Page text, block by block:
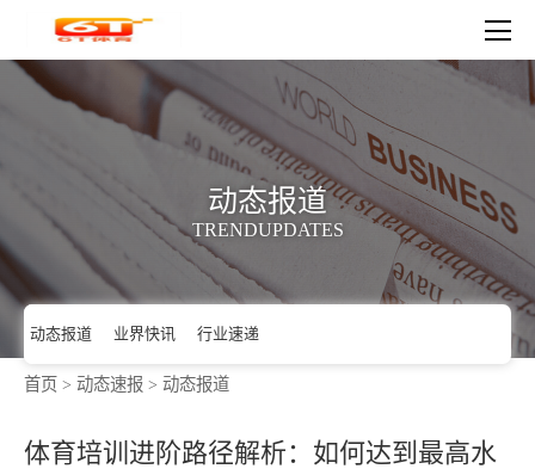
动态报道
TRENDUPDATES
动态报道 业界快讯 行业速递
体育培训进阶路径解析：如何达到最高水